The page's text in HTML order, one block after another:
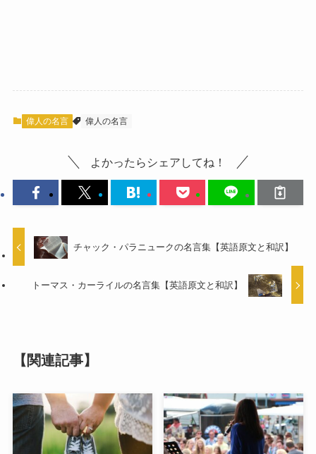
偉人の名言 偉人の名言
よかったらシェアしてね！
チャック・パラニュークの名言集【英語原文と和訳】
トーマス・カーライルの名言集【英語原文と和訳】
【関連記事】